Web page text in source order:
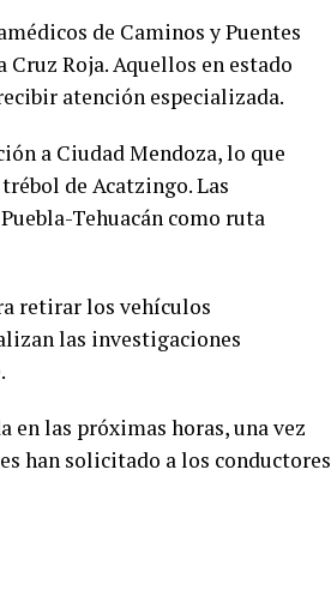
de Caminos y Puentes
Roja. Aquellos en estado
atención especializada.
a Ciudad Mendoza, lo que
de Acatzingo. Las
Tehuacán como ruta
retirar los vehículos
las investigaciones
en las próximas horas, una vez
han solicitado a los conductores